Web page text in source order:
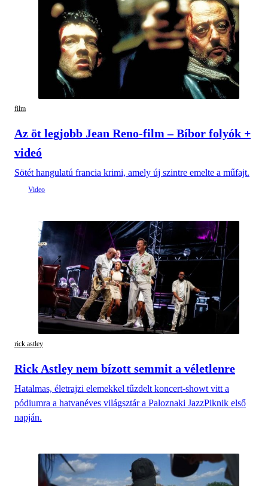
film
Az öt legjobb Jean Reno-film – Bíbor folyók +
videó
Sötét hangulatú francia krimi, amely új szintre emelte a műfajt.
rick astley
Rick Astley nem bízott semmit a véletlenre
Hatalmas, életrajzi elemekkel tűzdelt koncert-showt vitt a
pódiumra a hatvanéves világsztár a Paloznaki JazzPiknik első
napján.